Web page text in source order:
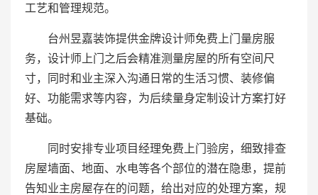
工艺和管理规范。
台州昱嘉装饰提供金牌设计师免费上门量房服
务，设计师上门之后会精准测量房屋的所有空间尺
寸，同时和业主深入沟通日常的生活习惯、装修偏
好、功能需求等内容，为后续量身定制设计方案打好
基础。
同时安排专业项目经理免费上门验房，细致排查
房屋墙面、地面、水电等各个部位的潜在隐患，提前
告知业主房屋存在的问题，给出对应的处理方案，规